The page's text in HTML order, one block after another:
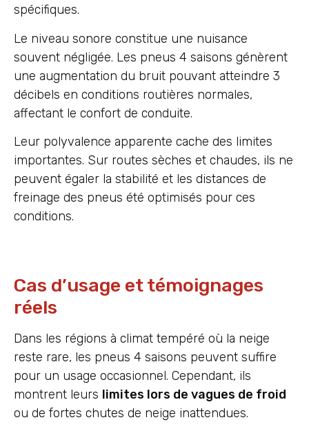
spécifiques.
Le niveau sonore constitue une nuisance
souvent négligée. Les pneus 4 saisons génèrent
une augmentation du bruit pouvant atteindre 3
décibels en conditions routières normales,
affectant le confort de conduite.
Leur polyvalence apparente cache des limites
importantes. Sur routes sèches et chaudes, ils ne
peuvent égaler la stabilité et les distances de
freinage des pneus été optimisés pour ces
conditions.
Cas d’usage et témoignages
réels
Dans les régions à climat tempéré où la neige
reste rare, les pneus 4 saisons peuvent suffire
pour un usage occasionnel. Cependant, ils
montrent leurs limites lors de vagues de froid
ou de fortes chutes de neige inattendues.